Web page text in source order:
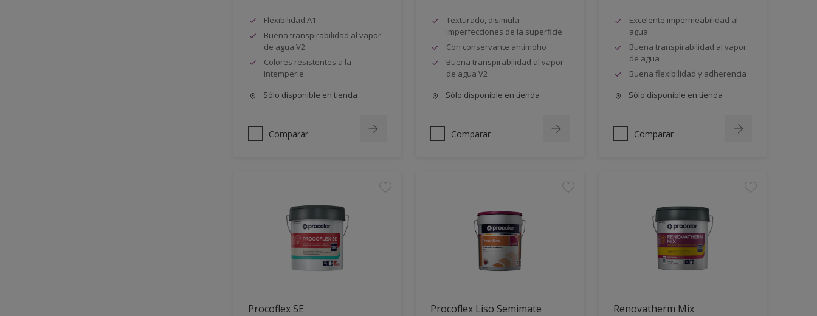
Flexibilidad A1
Buena transpirabilidad al vapor
de agua V2
Colores resistentes a la
intemperie
Sólo disponible en tienda
Comparar
Texturado, disimula
imperfecciones de la superficie
Con conservante antimoho
Buena transpirabilidad al vapor
de agua V2
Sólo disponible en tienda
Comparar
Excelente impermeabilidad al
agua
Buena transpirabilidad al vapor
de agua
Buena flexibilidad y adherencia
Sólo disponible en tienda
Comparar
Procoflex SE
Procoflex Liso Semimate
Renovatherm Mix